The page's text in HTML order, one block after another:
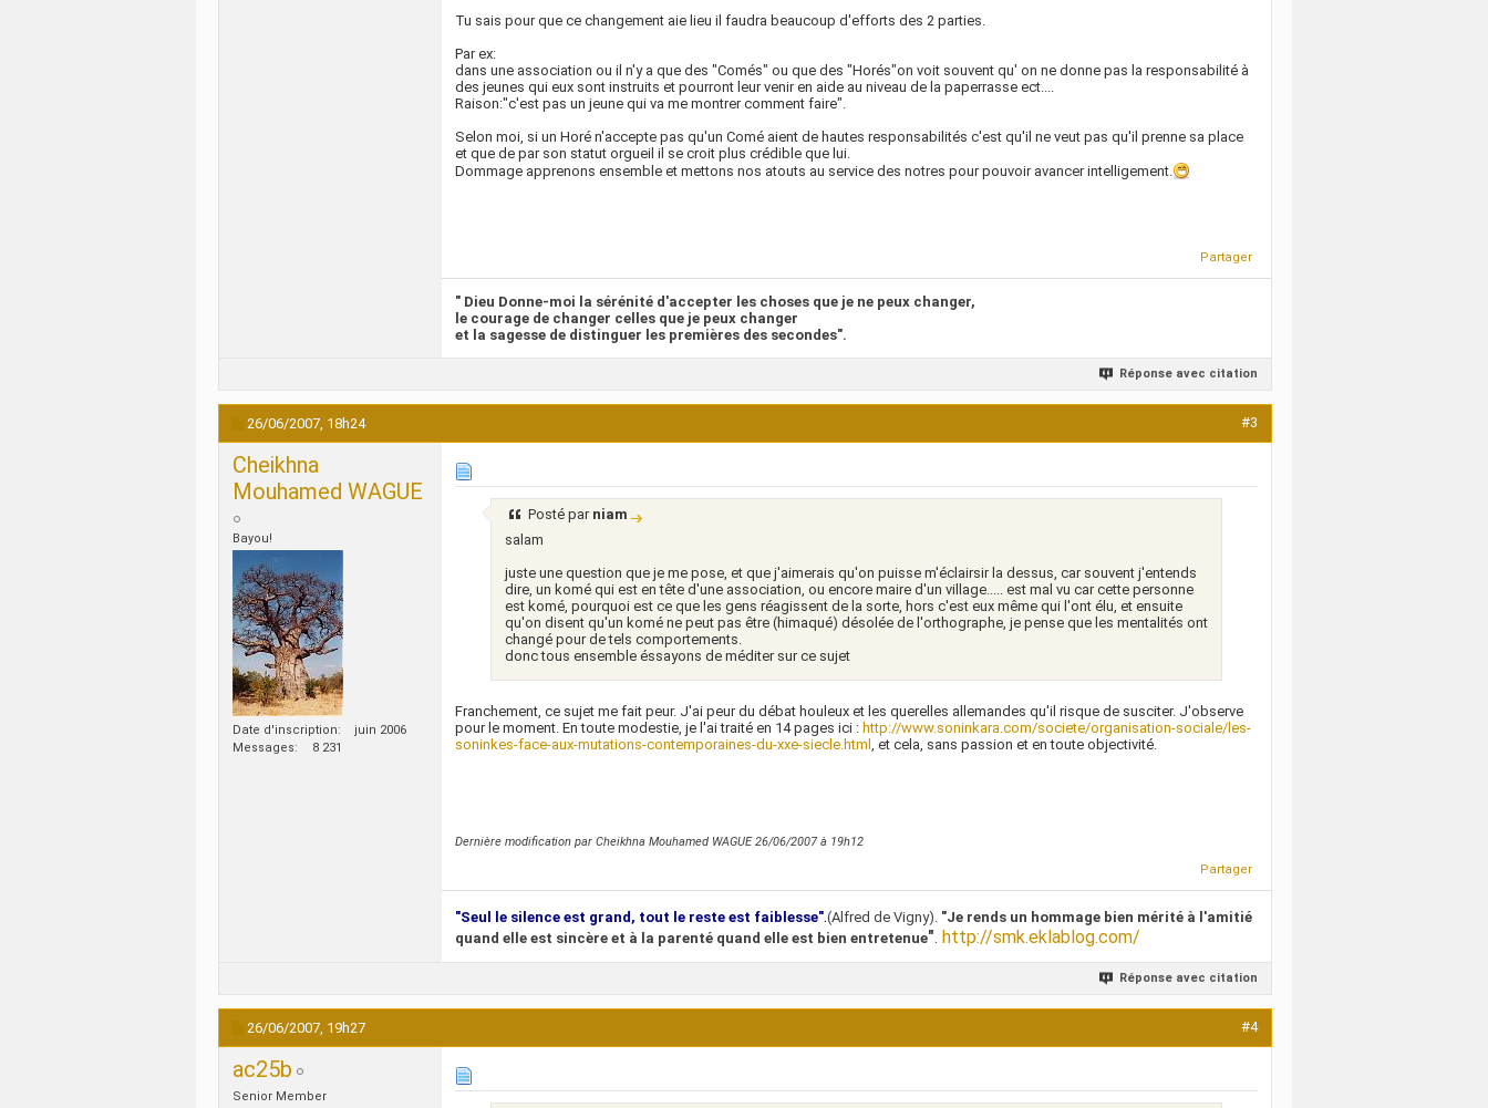
Tu sais pour que ce changement aie lieu il faudra beaucoup d'efforts des 2 parties.
Par ex:
dans une association ou il n'y a que des "Comés" ou que des "Horés"on voit souvent qu' on ne donne pas la responsabilité à
des jeunes qui eux sont instruits et pourront leur venir en aide au niveau de la paperrasse ect....
Raison:"c'est pas un jeune qui va me montrer comment faire".
Selon moi, si un Horé n'accepte pas qu'un Comé aient de hautes responsabilités c'est qu'il ne veut pas qu'il prenne sa place
et que de par son statut orgueil il se croit plus crédible que lui.
Dommage apprenons ensemble et mettons nos atouts au service des notres pour pouvoir avancer intelligement.
Partager
" Dieu Donne-moi la sérénité d'accepter les choses que je ne peux changer,
le courage de changer celles que je peux changer
et la sagesse de distinguer les premières des secondes".
Réponse avec citation
26/06/2007, 18h24 #3
Cheikhna
Mouhamed WAGUE
Bayou!
Date d'inscription
juin 2006
Messages
8 231
Posté par niam
salam
juste une question que je me pose, et que j'aimerais qu'on puisse m'éclairsir la dessus, car souvent j'entends
dire, un komé qui est en tête d'une association, ou encore maire d'un village..... est mal vu car cette personne
est komé, pourquoi est ce que les gens réagissent de la sorte, hors c'est eux même qui l'ont élu, et ensuite
qu'on disent qu'un komé ne peut pas être (himaqué) désolée de l'orthographe, je pense que les mentalités ont
changé pour de tels comportements.
donc tous ensemble éssayons de méditer sur ce sujet
Franchement, ce sujet me fait peur. J'ai peur du débat houleux et les querelles allemandes qu'il risque de susciter. J'observe
pour le moment. En toute modestie, je l'ai traité en 14 pages ici : http://www.soninkara.com/societe/organisation-sociale/les-
soninkes-face-aux-mutations-contemporaines-du-xxe-siecle.html , et cela, sans passion et en toute objectivité.
Dernière modification par Cheikhna Mouhamed WAGUE 26/06/2007 à 19h12
Partager
"Seul le silence est grand, tout le reste est faiblesse".(Alfred de Vigny). "Je rends un hommage bien mérité à l'amitié
quand elle est sincère et à la parenté quand elle est bien entretenue". http://smk.eklablog.com/
Réponse avec citation
26/06/2007, 19h27 #4
ac25b
Senior Member